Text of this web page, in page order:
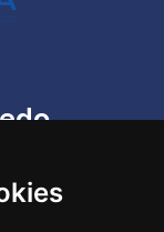
C.P. 33011